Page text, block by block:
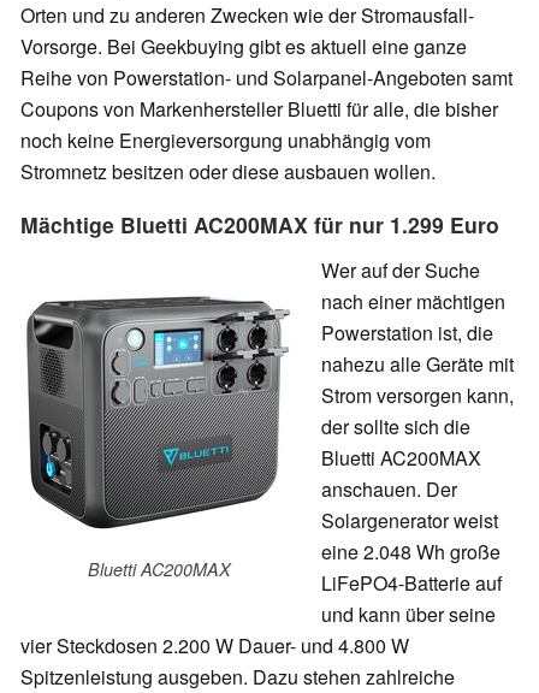
Orten und zu anderen Zwecken wie der Stromausfall-
Vorsorge. Bei Geekbuying gibt es aktuell eine ganze
Reihe von Powerstation- und Solarpanel-Angeboten samt
Coupons von Markenhersteller Bluetti für alle, die bisher
noch keine Energieversorgung unabhängig vom
Stromnetz besitzen oder diese ausbauen wollen.
Mächtige Bluetti AC200MAX für nur 1.299 Euro
Bluetti AC200MAX
Wer auf der Suche
nach einer mächtigen
Powerstation ist, die
nahezu alle Geräte mit
Strom versorgen kann,
der sollte sich die
Bluetti AC200MAX
anschauen. Der
Solargenerator weist
eine 2.048 Wh große
LiFePO4-Batterie auf
und kann über seine
vier Steckdosen 2.200 W Dauer- und 4.800 W
Spitzenleistung ausgeben. Dazu stehen zahlreiche